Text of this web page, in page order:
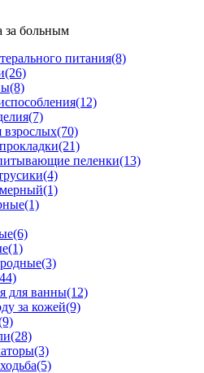
за больным
питания(8)
(26)
(8)
(12)
(7)
взрослых(70)
(21)
пеленки(13)
(4)
(1)
(1)
(6)
(1)
(3)
для ванны(12)
за кожей(9)
(28)
(3)
(5)